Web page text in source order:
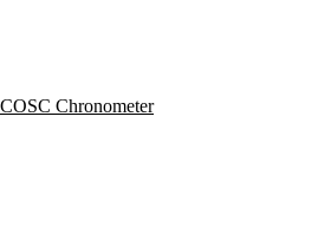
Chronometer